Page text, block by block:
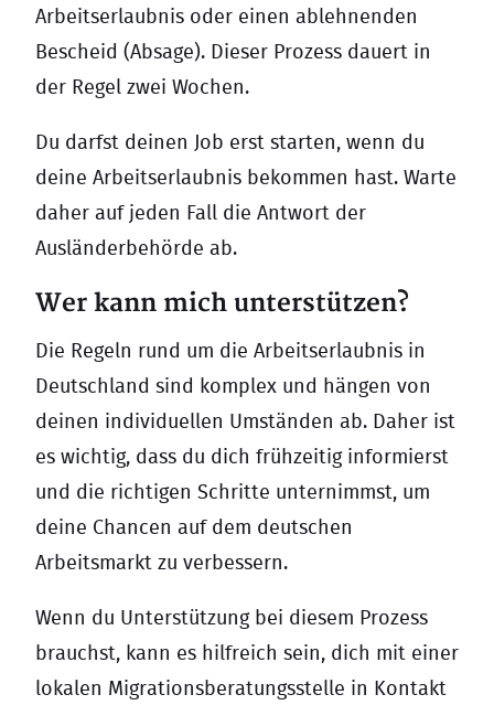
Arbeitserlaubnis oder einen ablehnenden
Bescheid (Absage). Dieser Prozess dauert in
der Regel zwei Wochen.
Du darfst deinen Job erst starten, wenn du
deine Arbeitserlaubnis bekommen hast. Warte
daher auf jeden Fall die Antwort der
Ausländerbehörde ab.
Wer kann mich unterstützen?
Die Regeln rund um die Arbeitserlaubnis in
Deutschland sind komplex und hängen von
deinen individuellen Umständen ab. Daher ist
es wichtig, dass du dich frühzeitig informierst
und die richtigen Schritte unternimmst, um
deine Chancen auf dem deutschen
Arbeitsmarkt zu verbessern.
Wenn du Unterstützung bei diesem Prozess
brauchst, kann es hilfreich sein, dich mit einer
lokalen Migrationsberatungsstelle in Kontakt